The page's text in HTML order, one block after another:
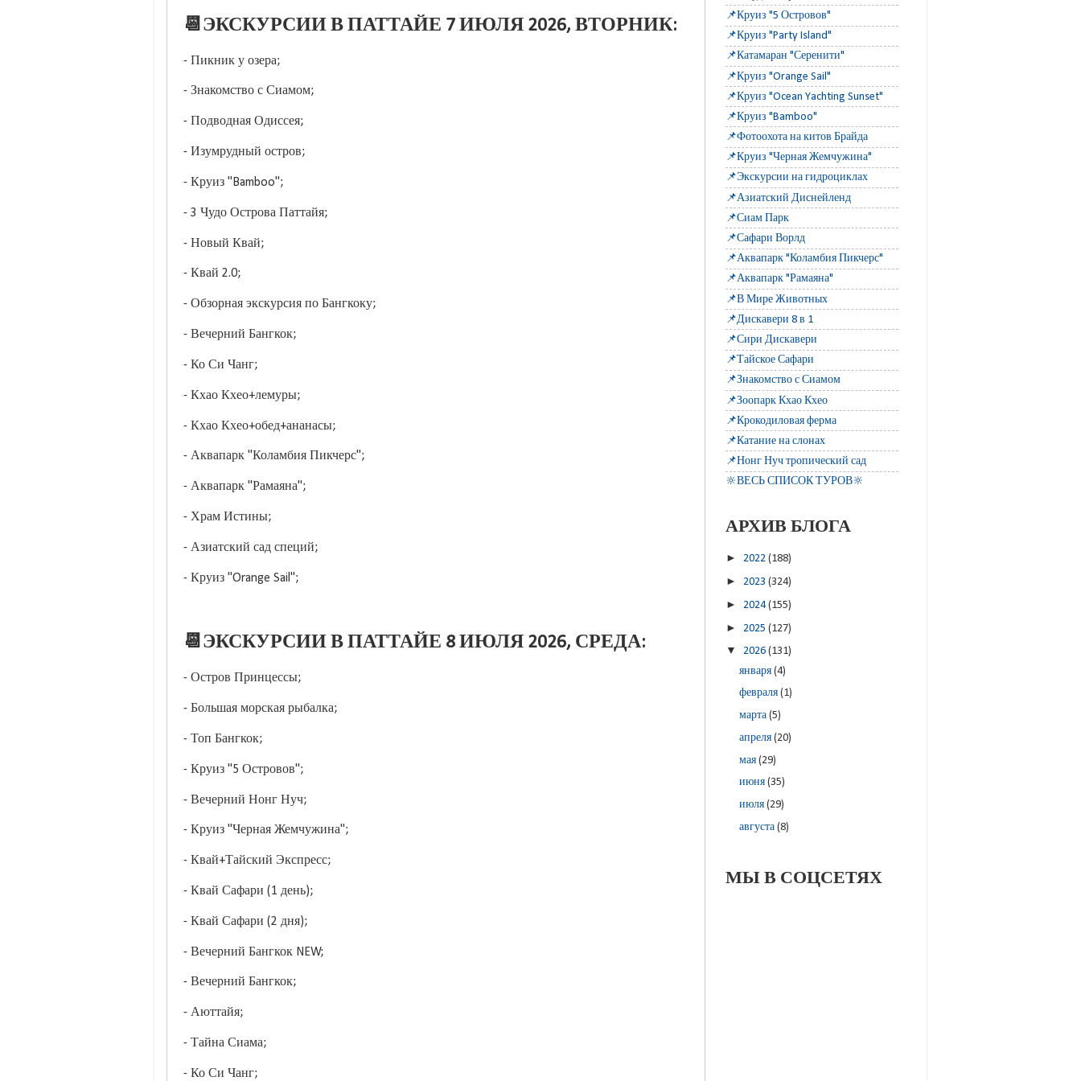
📆ЭКСКУРСИИ В ПАТТАЙЕ 7 ИЮЛЯ 2026, ВТОРНИК:
- Пикник у озера;
- Знакомство с Сиамом;
- Подводная Одиссея;
- Изумрудный остров;
- Круиз "Bamboo";
- 3 Чудо Острова Паттайя;
- Новый Квай;
- Квай 2.0;
- Обзорная экскурсия по Бангкоку;
- Вечерний Бангкок;
- Ко Си Чанг;
- Кхао Кхео+лемуры;
- Кхао Кхео+обед+ананасы;
- Аквапарк "Коламбия Пикчерс";
- Аквапарк "Рамаяна";
- Храм Истины;
- Азиатский сад специй;
- Круиз "Orange Sail";
📆ЭКСКУРСИИ В ПАТТАЙЕ 8 ИЮЛЯ 2026, СРЕДА:
- Остров Принцессы;
- Большая морская рыбалка;
- Топ Бангкок;
- Круиз "5 Островов";
- Вечерний Нонг Нуч;
- Круиз "Черная Жемчужина";
- Квай+Тайский Экспресс;
- Квай Сафари (1 день);
- Квай Сафари (2 дня);
- Вечерний Бангкок NEW;
- Вечерний Бангкок;
- Аюттайя;
- Тайна Сиама;
- Ко Си Чанг;
📌Круиз "5 Островов"
📌Круиз "Party Island"
📌Катамаран "Серенити"
📌Круиз "Orange Sail"
📌Круиз "Ocean Yachting Sunset"
📌Круиз "Bamboo"
📌Фотоохота на китов Брайда
📌Круиз "Черная Жемчужина"
📌Экскурсии на гидроциклах
📌Азиатский Диснейленд
📌Сиам Парк
📌Сафари Ворлд
📌Аквапарк "Коламбия Пикчерс"
📌Аквапарк "Рамаяна"
📌В Мире Животных
📌Дискавери 8 в 1
📌Сири Дискавери
📌Тайское Сафари
📌Знакомство с Сиамом
📌Зоопарк Кхао Кхео
📌Крокодиловая ферма
📌Катание на слонах
📌Нонг Нуч тропический сад
🔆ВЕСЬ СПИСОК ТУРОВ🔆
АРХИВ БЛОГА
► 2022 (188)
► 2023 (324)
► 2024(155)
► 2025 (127)
▼ 2026 (131)
января(4)
февраля(1)
марта(5)
апреля(20)
мая(29)
июня(35)
июля(29)
августа(8)
МЫ В СОЦСЕТЯХ